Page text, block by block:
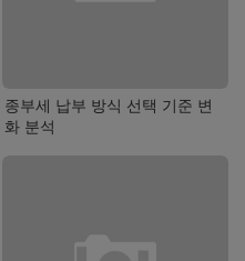
종부세 납부 방식 선택 기준 변
화 분석